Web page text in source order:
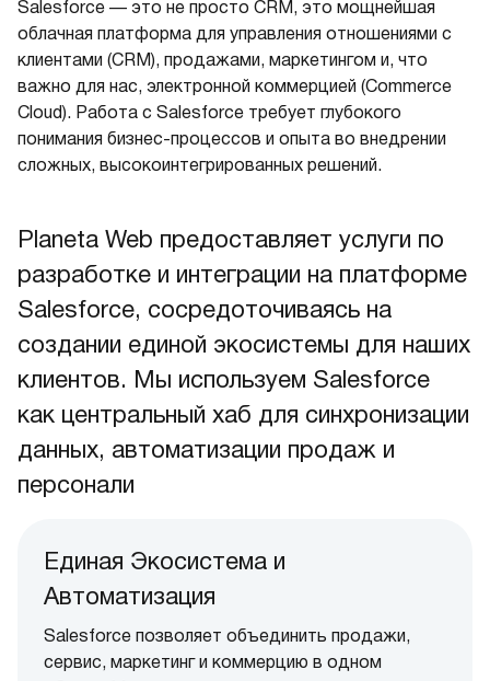
Salesforce — это не просто CRM, это мощнейшая
облачная платформа для управления отношениями с
клиентами (CRM), продажами, маркетингом и, что
важно для нас, электронной коммерцией (Commerce
Cloud). Работа с Salesforce требует глубокого
понимания бизнес-процессов и опыта во внедрении
сложных, высокоинтегрированных решений.
Planeta Web предоставляет услуги по
разработке и интеграции на платформе
Salesforce, сосредоточиваясь на
создании единой экосистемы для наших
клиентов. Мы используем Salesforce
как центральный хаб для синхронизации
данных, автоматизации продаж и
персонали
Единая Экосистема и
Автоматизация
Salesforce позволяет объединить продажи,
сервис, маркетинг и коммерцию в одном